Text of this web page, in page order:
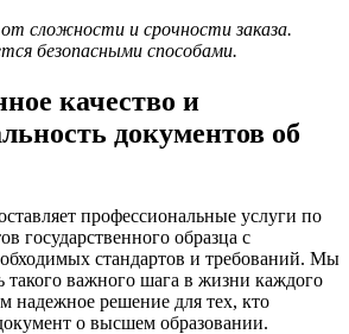
сложности и срочности заказа.
безопасными способами.
качество и
документов об
профессиональные услуги по
государственного образца с
стандартов и требований. Мы
такого важного шага в жизни каждого
надежное решение для тех, кто
о высшем образовании.